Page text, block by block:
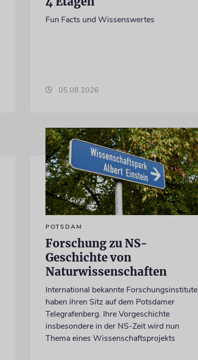
Fun Facts und Wissenswertes
05.08.2026
POTSDAM
Forschung zu NS-
Geschichte von
Naturwissenschaften
International bekannte Forschungsinstitute
haben ihren Sitz auf dem Potsdamer
Telegrafenberg. Ihre Vorgeschichte
insbesondere in der NS-Zeit wird nun
Thema eines Wissenschaftsprojekts